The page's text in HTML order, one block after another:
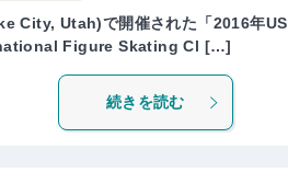
City, Utah)で開催された「2016年US
Figure Skating Cl […]
続きを読む